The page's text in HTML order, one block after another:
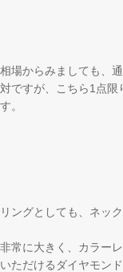
相場からみましても、
対ですが、こちら1点限
す。
リングとしても、ネッ
非常に大きく、カラー
いただけるダイヤモンド